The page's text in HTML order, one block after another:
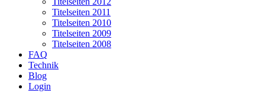
Titelseiten 2011
Titelseiten 2010
Titelseiten 2009
Titelseiten 2008
FAQ
Technik
Blog
Login